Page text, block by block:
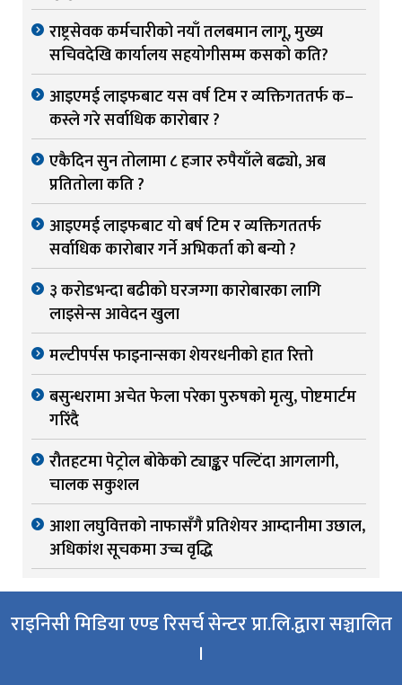
राष्ट्रसेवक कर्मचारीको नयाँ तलबमान लागू, मुख्य
सचिवदेखि कार्यालय सहयोगीसम्म कसको कति?
आइएमई लाइफबाट यस वर्ष टिम र व्यक्तिगततर्फ क–
कस्ले गरे सर्वाधिक कारोबार ?
एकैदिन सुन तोलामा ८ हजार रुपैयाँले बढ्यो, अब
प्रतितोला कति ?
आइएमई लाइफबाट यो बर्ष टिम र व्यक्तिगततर्फ
सर्वाधिक कारोबार गर्ने अभिकर्ता को बन्यो ?
३ करोडभन्दा बढीको घरजग्गा कारोबारका लागि
लाइसेन्स आवेदन खुला
मल्टीपर्पस फाइनान्सका शेयरधनीको हात रित्तो
बसुन्धरामा अचेत फेला परेका पुरुषको मृत्यु, पोष्टमार्टम
गरिंदै
रौतहटमा पेट्रोल बोकेको ट्याङ्कर पल्टिंदा आगलागी,
चालक सकुशल
आशा लघुवित्तको नाफासँगै प्रतिशेयर आम्दानीमा उछाल,
अधिकांश सूचकमा उच्च वृद्धि
राइनिसी मिडिया एण्ड रिसर्च सेन्टर प्रा.लि.द्वारा सञ्चालित
।